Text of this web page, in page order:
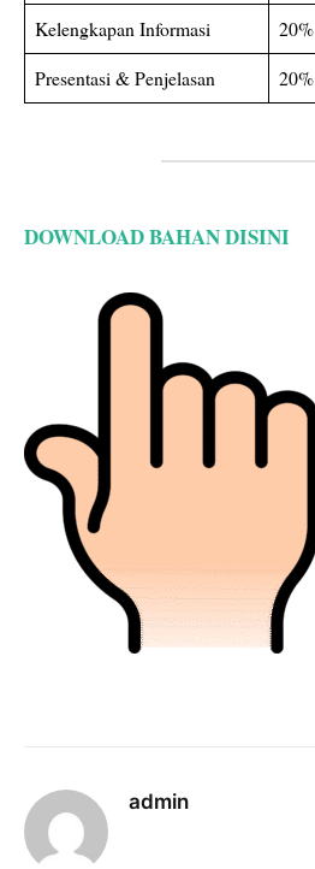
Kelengkapan Informasi
20%
Presentasi & Penjelasan
20%
DOWNLOAD BAHAN DISINI
admin